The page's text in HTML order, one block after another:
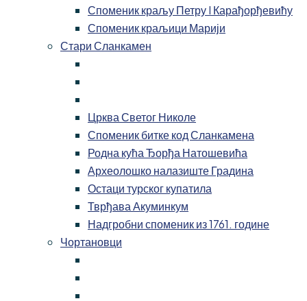
Споменик краљу Петру I Карађорђевићу
Споменик краљици Марији
Стари Сланкамен
Црква Светог Николе
Споменик битке код Сланкамена
Родна кућа Ђорђа Натошевића
Археолошко налазиште Градина
Остаци турског купатила
Тврђава Акуминкум
Надгробни споменик из 1761. године
Чортановци